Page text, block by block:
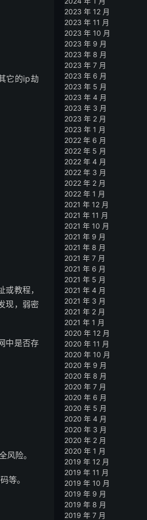
它的ip劫
教程，
现，弱密
中是否存
风险。
等。
2023 年 12 月
2023 年 11 月
2023 年 10 月
2023 年 9 月
2023 年 8 月
2023 年 7 月
2023 年 6 月
2023 年 5 月
2023 年 4 月
2023 年 3 月
2023 年 2 月
2023 年 1 月
2022 年 6 月
2022 年 5 月
2022 年 4 月
2022 年 3 月
2022 年 2 月
2022 年 1 月
2021 年 12 月
2021 年 11 月
2021 年 10 月
2021 年 9 月
2021 年 8 月
2021 年 7 月
2021 年 6 月
2021 年 5 月
2021 年 4 月
2021 年 3 月
2021 年 2 月
2021 年 1 月
2020 年 12 月
2020 年 11 月
2020 年 10 月
2020 年 9 月
2020 年 8 月
2020 年 7 月
2020 年 6 月
2020 年 5 月
2020 年 4 月
2020 年 3 月
2020 年 2 月
2020 年 1 月
2019 年 12 月
2019 年 11 月
2019 年 10 月
2019 年 9 月
2019 年 8 月
2019 年 7 月